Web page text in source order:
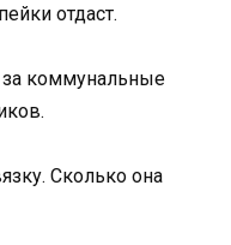
отдаст.
за коммунальные
Сколько она